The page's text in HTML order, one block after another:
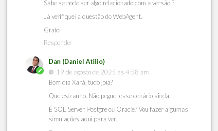
Sabe se pode ser algo relacionado com a versão ?
Já verifiquei a questão do WebAgent.
Grato
Responder
Dan (Daniel Atilio)
19 de agosto de 2025 às 4:58 am
Bom dia Xará, tudo joia?
Que estranho. Não peguei esse cenário ainda.
É SQL Server, Postgre ou Oracle? Vou fazer algumas
simulações aqui para ver.